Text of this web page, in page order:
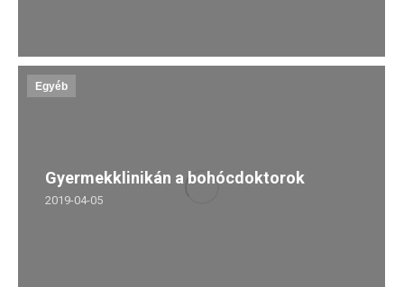
Egyéb
Gyermekklinikán a bohócdoktorok
2019-04-05